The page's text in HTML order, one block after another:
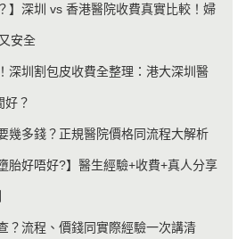
】深圳 vs 香港醫院收費真實比較！婦
安全
深圳割包皮收費全整理：港大深圳醫
好？
幾多錢？正規醫院價格同流程大解析
胎好唔好?】醫生經驗+收費+真人分享
？流程、價錢同實際經驗一次講清